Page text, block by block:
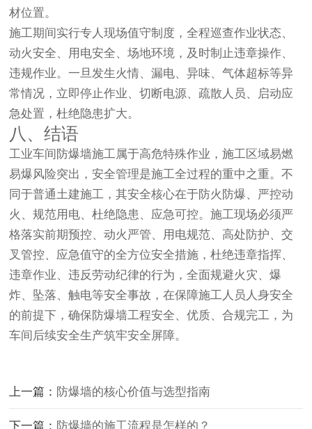
材位置。
施工期间实行专人现场值守制度，全程巡查作业状态、
动火安全、用电安全、场地环境，及时制止违章操作、
违规作业。一旦发生火情、漏电、异味、气体超标等异
常情况，立即停止作业、切断电源、疏散人员、启动应
急处置，杜绝隐患扩大。
八、结语
工业车间防爆墙施工属于高危特殊作业 ，施工区域易燃
易爆风险突出，安全管理是施工全过程的重中之重。不
同于普通土建施工，其安全核心在于防火防爆、严控动
火、规范用电、杜绝隐患、应急可控。施工现场必须严
格落实前期预控、动火严管、用电规范、高处防护、交
叉管控、应急值守的全方位安全措施，杜绝违章指挥、
违章作业、违反劳动纪律的行为，全面规避火灾、爆
炸、坠落、触电等安全事故，在保障施工人员人身安全
的前提下，确保防爆墙工程安全、优质、合规完工，为
车间后续安全生产筑牢安全屏障。
上一篇： 防爆墙的核心价值与选型指南
下一篇： 防爆墙的施工流程是怎样的？